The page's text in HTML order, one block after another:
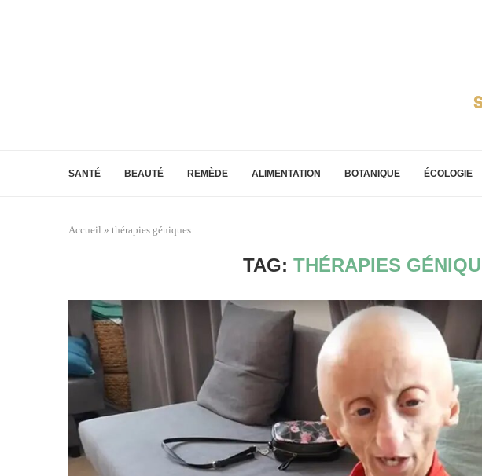
SANTÉ BEAUTÉ REMÈDE ALIMENTATION BOTANIQUE ÉCOLOGIE
Accueil » thérapies géniques
TAG:THÉRAPIES